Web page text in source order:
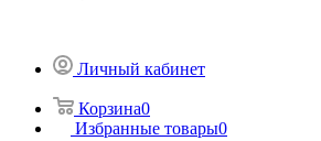
Личный кабинет
Корзина0
Избранные товары0